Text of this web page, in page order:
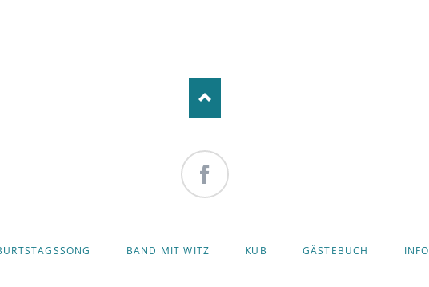
BAND MIT WITZ KUB GÄSTEBUCH INFO